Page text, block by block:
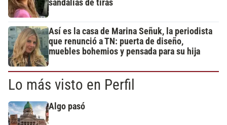
sandalias de tiras
Así es la casa de Marina Señuk, la periodista
que renunció a TN: puerta de diseño,
muebles bohemios y pensada para su hija
Lo más visto en Perfil
Algo pasó